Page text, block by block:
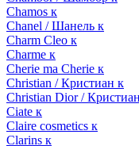
Chamos к
Chanel / Шанель к
Charm Cleo к
Charme к
Cherie ma Cherie к
Christian / Кристиан к
Christian Dior /
Ciate к
Claire cosmetics к
Clarins к